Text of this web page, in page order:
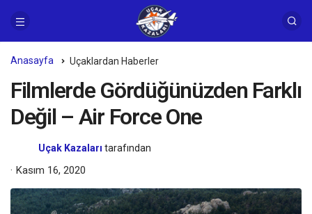
Anasayfa Uçaklardan Haberler
Filmlerde Gördüğünüzden Farklı
Değil – Air Force One
Uçak Kazaları tarafından
Kasım 16, 2020